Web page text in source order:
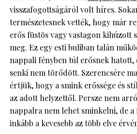
visszafogottságáról volt híres.
természetesnek vették, hogy már
erős füstös vagy vastagon kihúzott
meg. Ez egy esti buliban talán
nappali fényben túl erősnek hatott,
senki nem törődött. Szerencsére
értjük, hogy a smink erőssége és
az adott helyzettől. Persze nem
nappalra nem lehet sminkelni, de a
inkább a kevesebb az több elve